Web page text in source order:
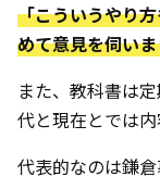
「こういうやり
めて意見を伺い
また、教科書は
代と現在とでは内
代表的なのは鎌倉